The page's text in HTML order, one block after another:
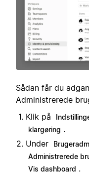
Sådan får du
Administrerede
Klik på
klargøring .
Under
Administrerede
Vis dashboard .